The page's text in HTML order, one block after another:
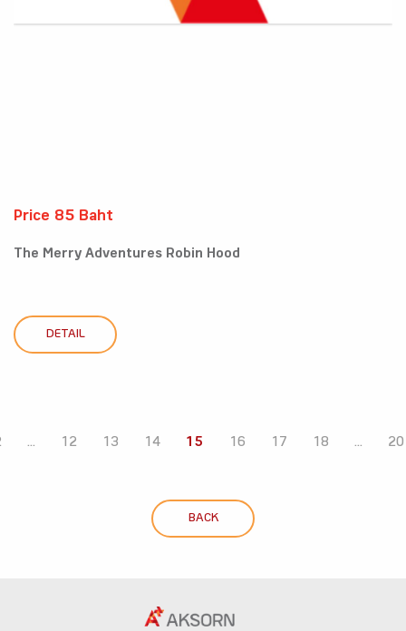
Price 85 Baht
The Merry Adventures Robin Hood
DETAIL
... 12 13 14 15 16 17 18 ... 20
BACK